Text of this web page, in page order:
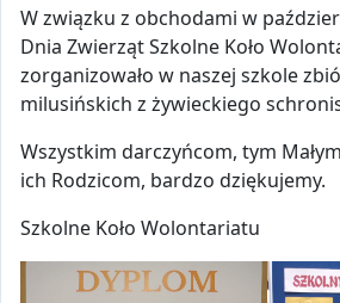
W związku z obchodami w
Dnia Zwierząt Szkolne Koło
zorganizowało w naszej szkole
milusińskich z żywieckiego
Wszystkim darczyńcom, tym
ich Rodzicom, bardzo dziękujemy.
Szkolne Koło Wolontariatu